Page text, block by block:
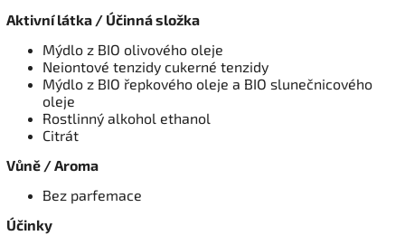
Aktivní látka / Účinná složka
Mýdlo z BIO olivového oleje
Neiontové tenzidy cukerné tenzidy
Mýdlo z BIO řepkového oleje a BIO slunečnicového
oleje
Rostlinný alkohol ethanol
Citrát
Vůně / Aroma
Bez parfemace
Účinky